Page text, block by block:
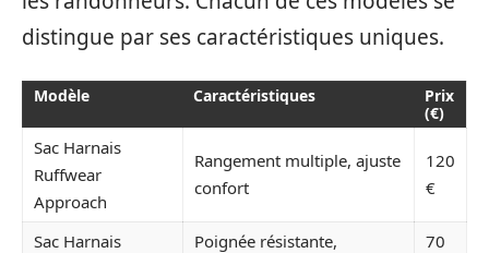
distingue par ses caractéristiques uniques.
Modèle Caractéristiques
Prix
(€)
Sac Harnais
Ruffwear
Approach
Rangement multiple, ajuste
confort
120
€
Sac Harnais
Poignée résistante,
70